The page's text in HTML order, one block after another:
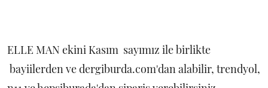
ELLE MAN ekini Kasım sayımız ile birlikte
bayiilerden ve dergiburda.com'dan alabilir, trendyol,